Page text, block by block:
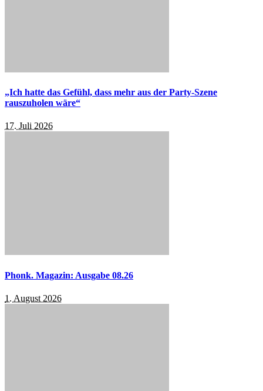
„Ich hatte das Gefühl, dass mehr aus der Party-Szene
rauszuholen wäre“
17. Juli 2026
Phonk. Magazin: Ausgabe 08.26
1. August 2026